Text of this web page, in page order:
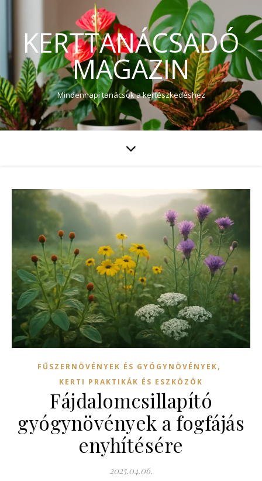
KERTTANÁCSADÓ
MAGAZIN
Mindennapi tanácsok a kertészkedéshez
FŰSZERNÖVÉNYEK ÉS GYÓGYNÖVÉNYEK,
KERTI PRAKTIKÁK ÉS ESZKÖZÖK
Fájdalomcsillapító
gyógynövények a fogfájás
enyhítésére
2025.04.06.